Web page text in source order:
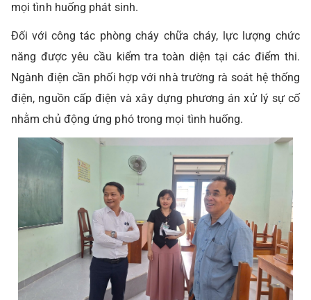
mọi tình huống phát sinh.
Đối với công tác phòng cháy chữa cháy, lực lượng chức
năng được yêu cầu kiểm tra toàn diện tại các điểm thi.
Ngành điện cần phối hợp với nhà trường rà soát hệ thống
điện, nguồn cấp điện và xây dựng phương án xử lý sự cố
nhằm chủ động ứng phó trong mọi tình huống.